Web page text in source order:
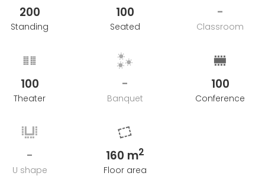
200
Standing
100
Seated
-
Classroom
100
Theater
-
Banquet
100
Conference
-
U shape
160 m2
Floor area